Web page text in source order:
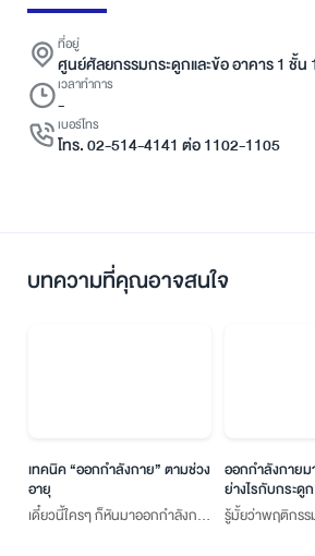
ที่อยู่
ศูนย์ศัลยกรรมกระดูกและข้อ อาคาร 1 ชั้น
เวลาทำการ
-
เบอร์โทร
โทร. 02-514-4141 ต่อ 1102-1105
บทความที่คุณอาจสนใจ
เทคนิค “ออกกำลังกาย” ตามช่วง
อายุ
เดี๋ยวนี้ใครๆ ก็หันมาออกกำลังกาย
ออกกำลังกายม
ย่างไรกับกระดูก
รู้มั้ยว่าพฤติกรร